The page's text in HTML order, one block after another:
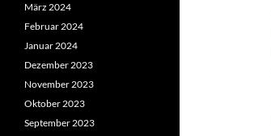
März 2024
Februar 2024
Januar 2024
Dezember 2023
November 2023
Oktober 2023
September 2023